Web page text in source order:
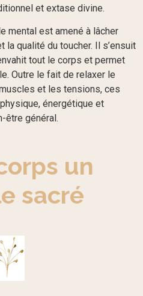
et extase divine.
mental est amené à lâcher
qualité du toucher. Il s’ensuit
tout le corps et permet
Outre le fait de relaxer le
et les tensions, ces
énergétique et
être général.
un
sacré